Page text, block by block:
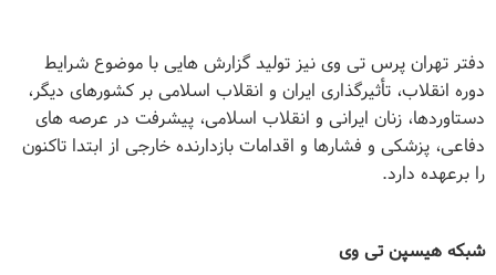
دفتر تهران پرس تی وی نیز تولید گزارش هایی با موضوع شرایط
دوره انقلاب، تأثیرگذاری ایران و انقلاب اسلامی بر کشورهای دیگر،
دستاوردها، زنان ایرانی و انقلاب اسلامی، پیشرفت در عرصه های
دفاعی، پزشکی و فشارها و اقدامات بازدارنده خارجی از ابتدا تاکنون
را برعهده دارد.
شبکه هیسپن تی وی